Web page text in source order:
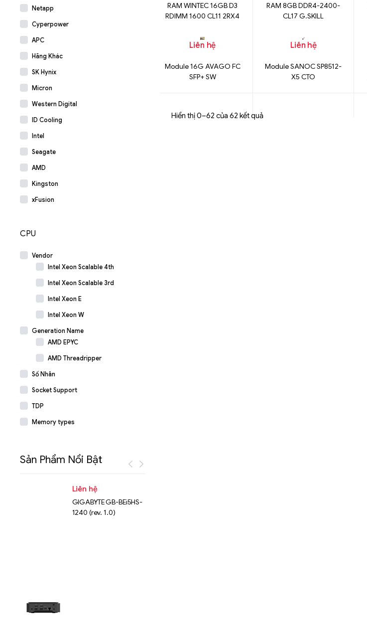
RAM WINTEC 16GB D3
RDIMM 1600 CL11 2RX4
RAM 8GB DDR4-2400-
CL17 G.SKILL
Liên hệ
Module 16G AVAGO FC
SFP+ SW
Liên hệ
Module SANOC SP8512-
X5 CTO
Hiển thị 0–62 của 62 kết quả
Netapp
Cyperpower
APC
Hãng Khác
SK Hynix
Micron
Western Digital
ID Cooling
Intel
Seagate
AMD
Kingston
xFusion
CPU
Vendor
Intel Xeon Scalable 4th
Intel Xeon Scalable 3rd
Intel Xeon E
Intel Xeon W
Generation Name
AMD EPYC
AMD Threadripper
Số Nhân
Socket Support
TDP
Memory types
Sản Phẩm Nổi Bật
Liên hệ
GIGABYTE GB-BEi5HS-
1240 (rev. 1.0)